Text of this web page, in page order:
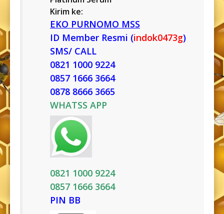
Kirim ke:
EKO PURNOMO MSS
ID Member Resmi (indok0473g)
SMS/ CALL
0821 1000 9224
0857 1666 3664
0878 8666 3665
WHATSS APP
0821 1000 9224
0857 1666 3664
PIN BB